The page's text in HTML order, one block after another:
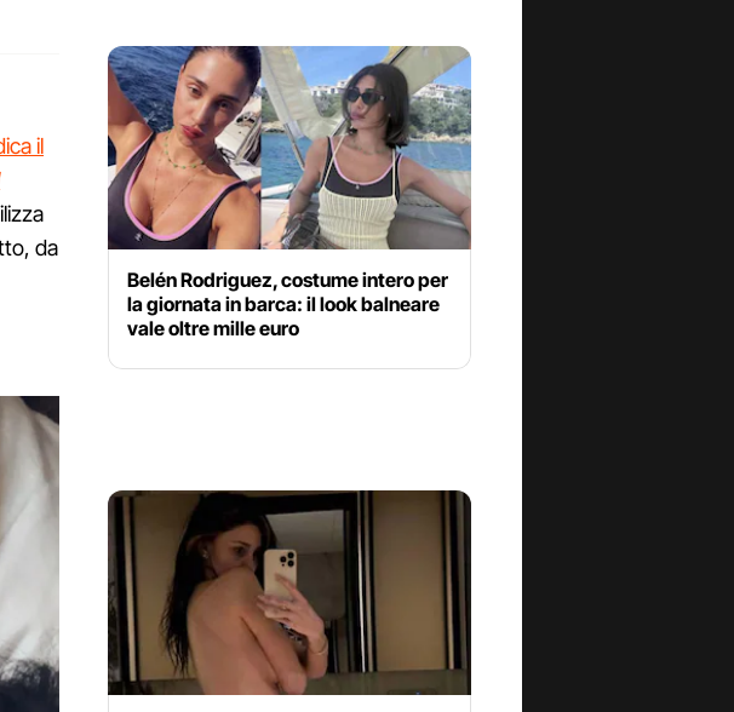
il
da
Belén Rodriguez, costume intero per
la giornata in barca: il look balneare
vale oltre mille euro